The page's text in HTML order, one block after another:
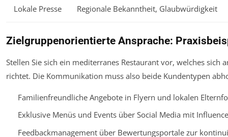
Lokale Presse Regionale Bekanntheit, Glaubwürdigkeit
Zielgruppenorientierte Ansprache:
Stellen Sie sich ein mediterranes Restaurant vor, welches sich
richtet. Die Kommunikation muss also beide Kundentypen
Familienfreundliche Angebote in Flyern und lokalen
Exklusive Menüs und Events über Social Media mit
Feedbackmanagement über Bewertungsportale zur